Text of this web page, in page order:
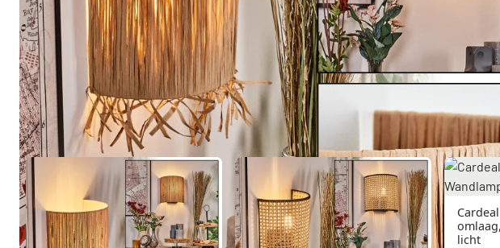
Misschien vind je dit ook leuk
licht